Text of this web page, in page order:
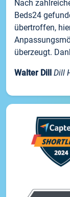
Nach
Beds24
übertroffen,
überzeugt.
Walter Dill Dill